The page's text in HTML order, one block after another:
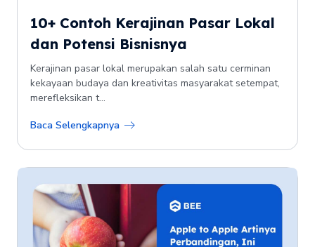
10+ Contoh Kerajinan Pasar Lokal
dan Potensi Bisnisnya
Kerajinan pasar lokal merupakan salah satu cerminan
kekayaan budaya dan kreativitas masyarakat setempat,
merefleksikan t...
Baca Selengkapnya